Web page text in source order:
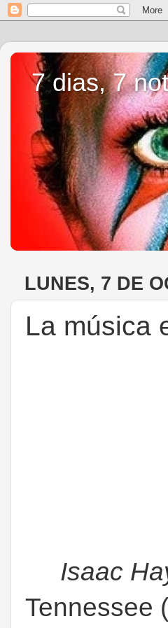
7 dias, 7
LUNES, 7 DE
La música
Isaac
Tennessee